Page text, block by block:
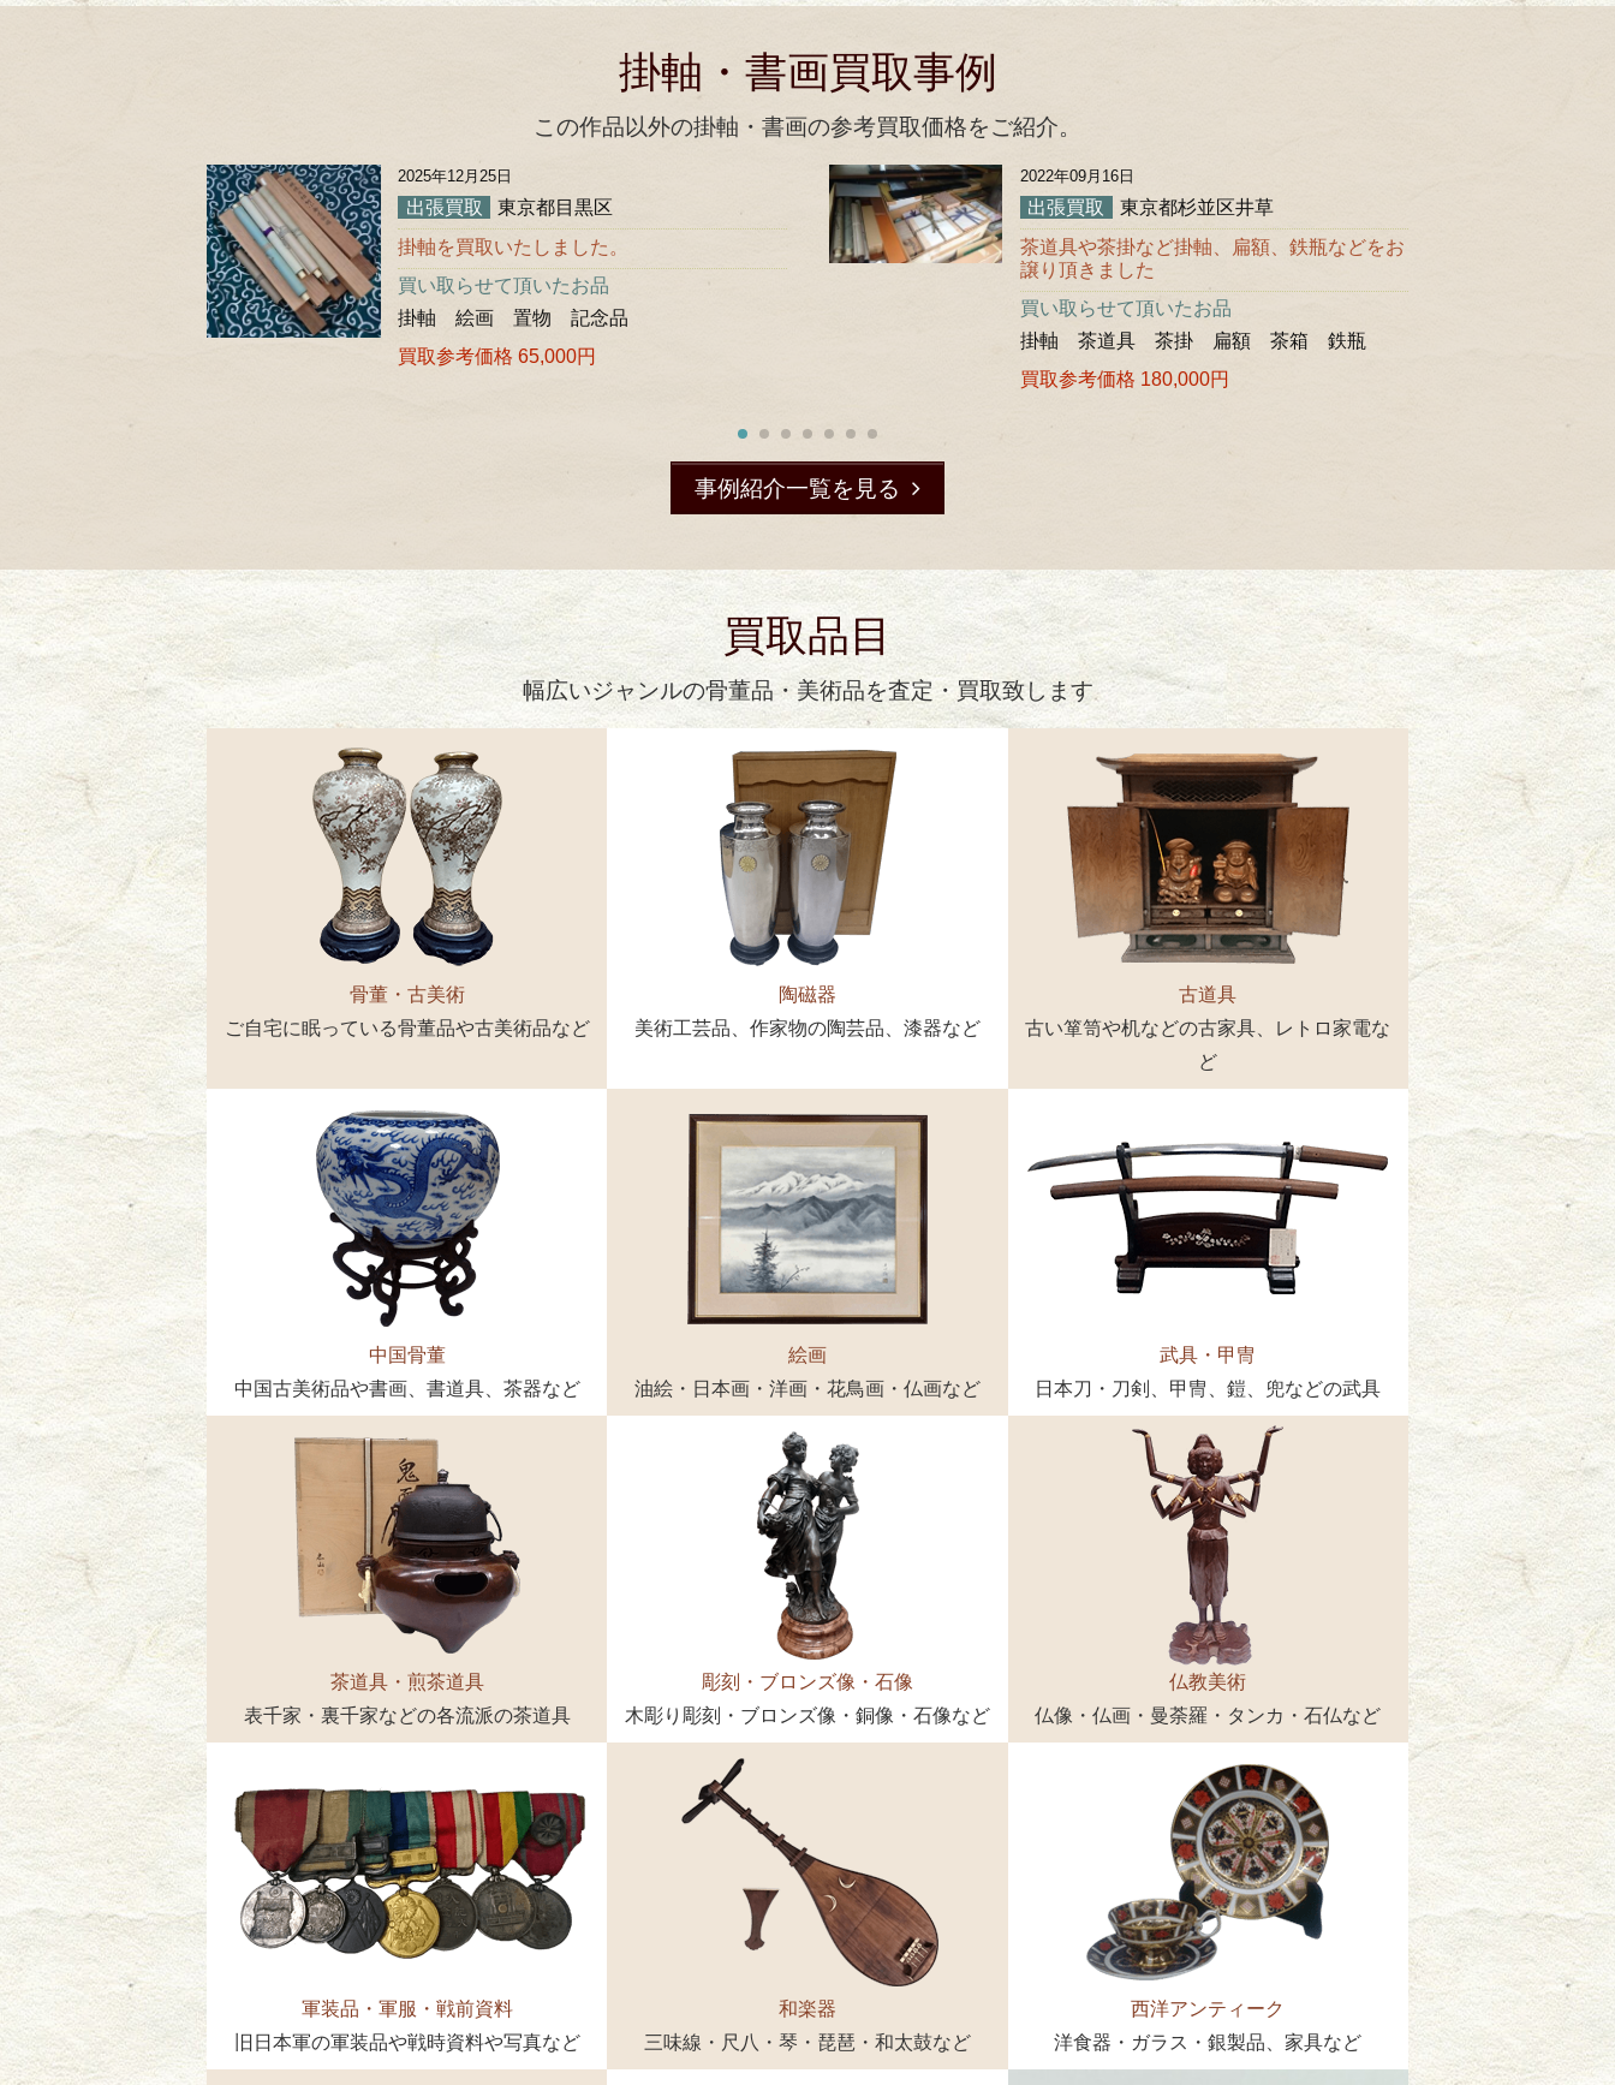
掛軸・書画買取事例
この作品以外の掛軸・書画の参考買取価格をご紹介。
2025年12月25日
出張買取
東京都目黒区
掛軸を買取いたしました。
買い取らせて頂いたお品
掛軸 絵画 置物 記念品
買取参考価格 65,000円
2022年09月16日
出張買取
東京都杉並区井草
茶道具や茶掛など掛軸、扁額、鉄瓶などをお
譲り頂きました
買い取らせて頂いたお品
掛軸 茶道具 茶掛 扁額 茶箱 鉄瓶
買取参考価格 180,000円
事例紹介一覧を見る
買取品目
幅広いジャンルの骨董品・美術品を査定・買取致します
骨董・古美術
ご自宅に眠っている骨董品や古美術品など
陶磁器
美術工芸品、作家物の陶芸品、漆器など
古道具
古い箪笥や机などの古家具、レトロ家電な
ど
中国骨董
中国古美術品や書画、書道具、茶器など
絵画
油絵・日本画・洋画・花鳥画・仏画など
武具・甲冑
日本刀・刀剣、甲冑、鎧、兜などの武具
茶道具・煎茶道具
表千家・裏千家などの各流派の茶道具
彫刻・ブロンズ像・石像
木彫り彫刻・ブロンズ像・銅像・石像など
仏教美術
仏像・仏画・曼荼羅・タンカ・石仏など
軍装品・軍服・戦前資料
旧日本軍の軍装品や戦時資料や写真など
和楽器
三味線・尺八・琴・琵琶・和太鼓など
西洋アンティーク
洋食器・ガラス・銀製品、家具など